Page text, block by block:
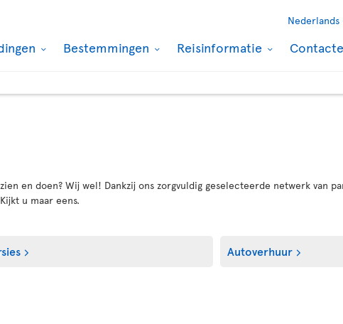
Nederlands
Bestemmingen Reisinformatie
en doen? Wij wel! Dankzij ons zorgvuldig geselecteerde netwerk van
u maar eens.
Autoverhuur